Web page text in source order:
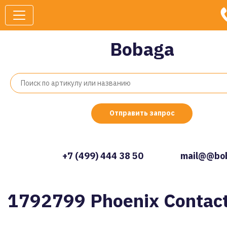
Bobaga
Отправить запрос
+7 (499) 444 38 50
1792799 Phoenix